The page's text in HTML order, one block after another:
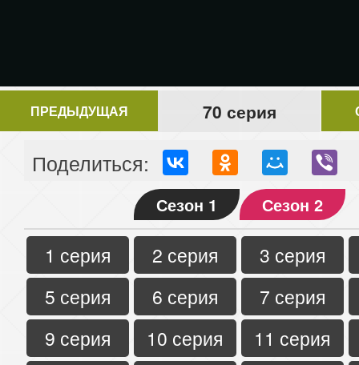
ПРЕДЫДУЩАЯ 70 серия
Поделиться:
Сезон 1 Сезон 2
1 серия 2 серия
3 серия
5 серия
6 серия
7 серия
9 серия
10 серия
11 серия